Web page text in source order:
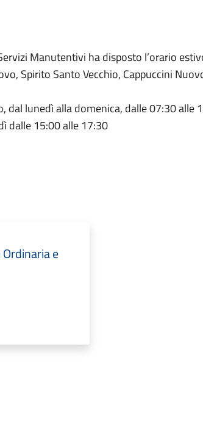
Manutentivi ha disposto l’orario
Spirito Santo Vecchio, Cappuccini
dal lunedì alla domenica, dalle 07:30 alle
dalle 15:00 alle 17:30
e